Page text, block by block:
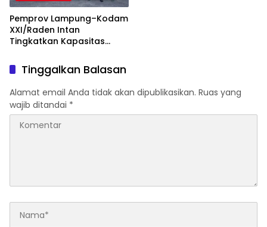
Pemprov Lampung–Kodam
XXI/Raden Intan
Tingkatkan Kapasitas
Komunikasi Publik
Tinggalkan Balasan
Alamat email Anda tidak akan dipublikasikan. Ruas yang
wajib ditandai *